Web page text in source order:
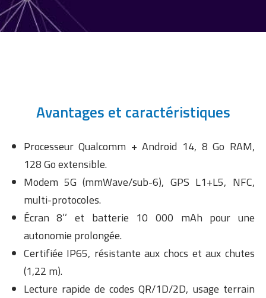
Avantages et caractéristiques
Processeur Qualcomm + Android 14, 8 Go RAM,
128 Go extensible.
Modem 5G (mmWave/sub-6), GPS L1+L5, NFC,
multi-protocoles.
Écran 8’’ et batterie 10 000 mAh pour une
autonomie prolongée.
Certifiée IP65, résistante aux chocs et aux chutes
(1,22 m).
Lecture rapide de codes QR/1D/2D, usage terrain